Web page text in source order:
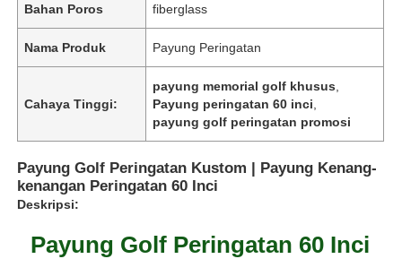
Bahan Poros fiberglass
Nama Produk Payung Peringatan
Cahaya Tinggi:
payung memorial golf khusus
Payung peringatan 60 inci
payung golf peringatan promosi
Payung Golf Peringatan Kustom | Payung Kenang-
kenangan Peringatan 60 Inci
Deskripsi:
Payung Golf Peringatan 60 Inci